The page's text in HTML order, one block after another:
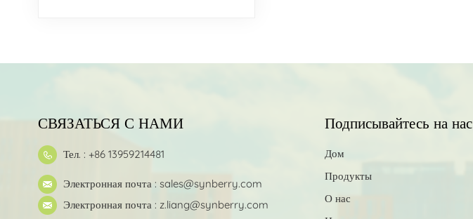
СВЯЗАТЬСЯ С НАМИ
Тел. : +86 13959214481
Электронная почта : sales@synberry.com
Электронная почта : z.liang@synberry.com
Подписывайтесь на нас
Дом
Продукты
О нас